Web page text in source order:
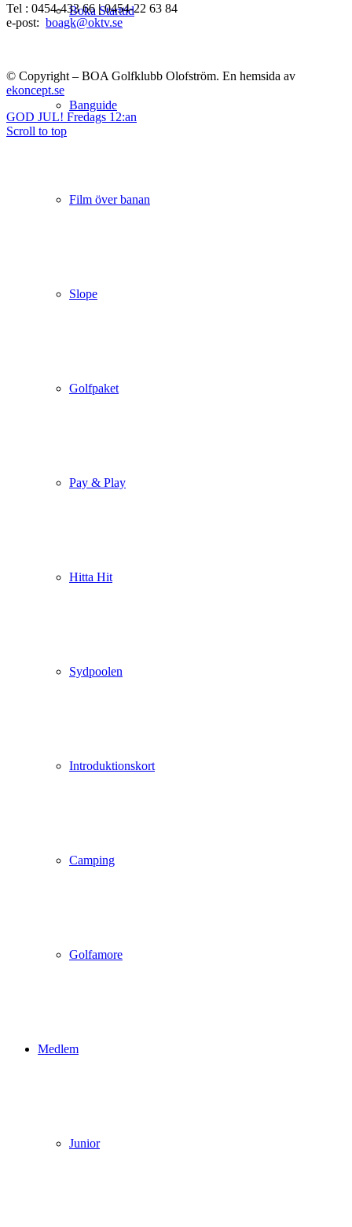
Boka Starttid
Banguide
Film över banan
Slope
Golfpaket
Pay & Play
Hitta Hit
Sydpoolen
Introduktionskort
Camping
Golfamore
Medlem
Junior
Tel : 0454-433 66 |0454-22 63 84
e-post: boagk@oktv.se
© Copyright – BOA Golfklubb Olofström. En hemsida av
ekoncept.se
GOD JUL! Fredags 12:an
Scroll to top